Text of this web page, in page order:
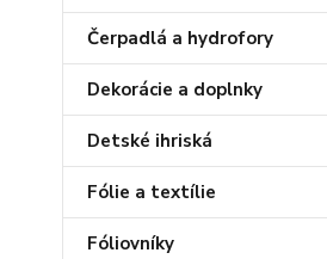
Čerpadlá a hydrofory
Dekorácie a doplnky
Detské ihriská
Fólie a textílie
Fóliovníky